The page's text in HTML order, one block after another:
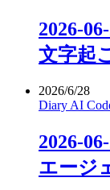
2026-
文字起
2026/6/28
Diary AI
2026-
エージ